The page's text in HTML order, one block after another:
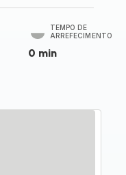
TEMPO DE
ARREFECIMENTO
0 min